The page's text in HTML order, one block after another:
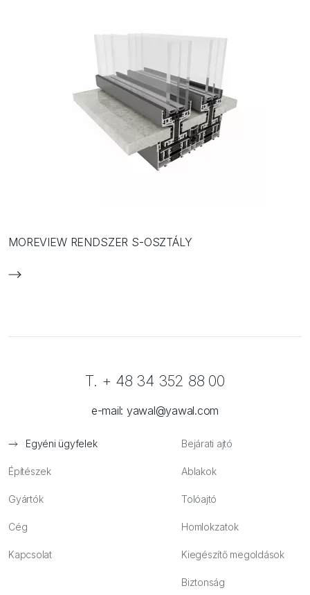
MOREVIEW RENDSZER S-OSZTÁLY
Egyéni ügyfelek
Építészek
Gyártók
Cég
Kapcsolat
Bejárati ajtó
Ablakok
Tolóajtó
Homlokzatok
Kiegészítő megoldások
Biztonság
T. + 48 34 352 88 00
e-mail: yawal@yawal.com